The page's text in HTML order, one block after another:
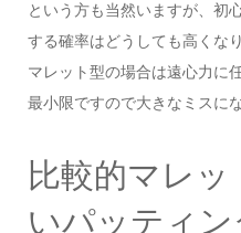
という方も当然いますが、初
する確率はどうしても高くなり
マレット型の場合は遠心力に
最小限ですので大きなミスに
比較的マレ
いパッティ